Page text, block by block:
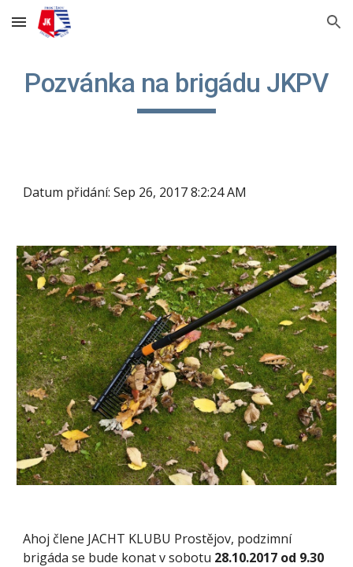
Skip to main content Skip to navigation
Pozvánka na brigádu JKPV
Datum přidání: Sep 26, 2017 8:2:24 AM
Ahoj člene JACHT KLUBU Prostějov, podzimní
brigáda se bude konat v sobotu 28.10.2017 od 9.30